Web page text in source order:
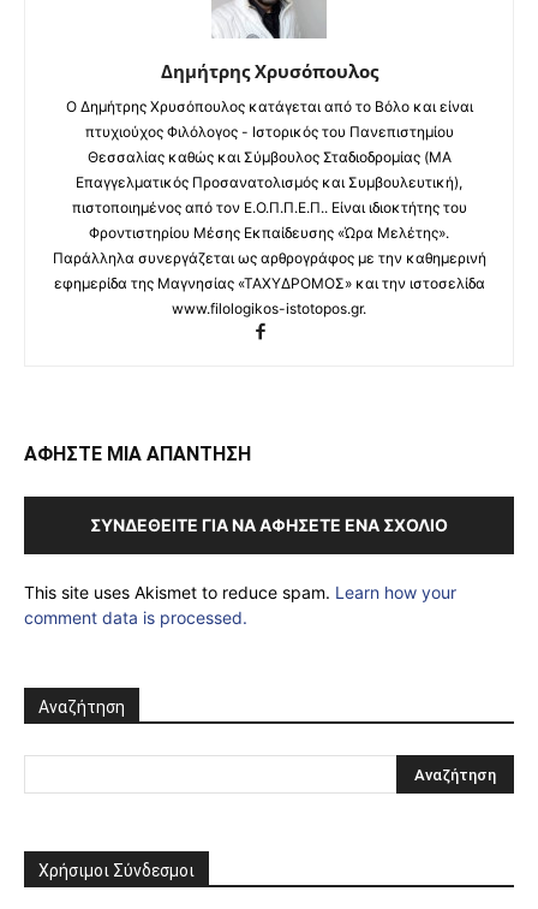
Δημήτρης Χρυσόπουλος
Ο Δημήτρης Χρυσόπουλος κατάγεται από το Βόλο και είναι
πτυχιούχος Φιλόλογος - Ιστορικός του Πανεπιστημίου
Θεσσαλίας καθώς και Σύμβουλος Σταδιοδρομίας (MA
Επαγγελματικός Προσανατολισμός και Συμβουλευτική),
πιστοποιημένος από τον Ε.Ο.Π.Π.Ε.Π.. Είναι ιδιοκτήτης του
Φροντιστηρίου Μέσης Εκπαίδευσης «Ώρα Μελέτης».
Παράλληλα συνεργάζεται ως αρθρογράφος με την καθημερινή
εφημερίδα της Μαγνησίας «ΤΑΧΥΔΡΟΜΟΣ» και την ιστοσελίδα
www.filologikos-istotopos.gr.
ΑΦΗΣΤΕ ΜΙΑ ΑΠΑΝΤΗΣΗ
ΣΥΝΔΕΘΕΊΤΕ ΓΙΑ ΝΑ ΑΦΉΣΕΤΕ ΈΝΑ ΣΧΌΛΙΟ
This site uses Akismet to reduce spam. Learn how your
comment data is processed.
Αναζήτηση
Χρήσιμοι Σύνδεσμοι